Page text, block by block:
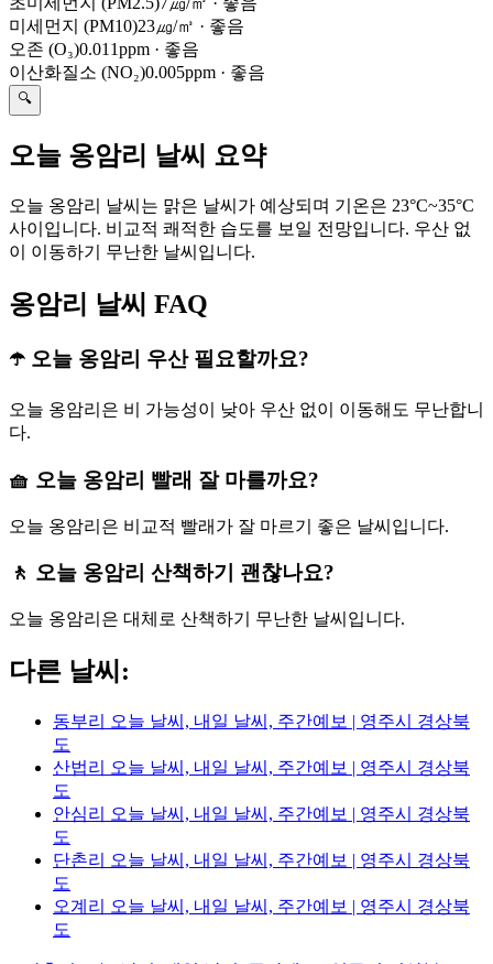
미세먼지 (PM10)23㎍/㎥ · 좋음
오존 (O₃)0.011ppm · 좋음
이산화질소 (NO₂)0.005ppm · 좋음
🔍
오늘 옹암리 날씨 요약
오늘 옹암리 날씨는 맑은 날씨가 예상되며 기온은 23°C~35°C
사이입니다. 비교적 쾌적한 습도를 보일 전망입니다. 우산 없
이 이동하기 무난한 날씨입니다.
옹암리 날씨 FAQ
☂️ 오늘 옹암리 우산 필요할까요?
오늘 옹암리은 비 가능성이 낮아 우산 없이 이동해도 무난합니
다.
🧺 오늘 옹암리 빨래 잘 마를까요?
오늘 옹암리은 비교적 빨래가 잘 마르기 좋은 날씨입니다.
🚶 오늘 옹암리 산책하기 괜찮나요?
오늘 옹암리은 대체로 산책하기 무난한 날씨입니다.
다른 날씨:
동부리 오늘 날씨, 내일 날씨, 주간예보 | 영주시 경상북
도
산법리 오늘 날씨, 내일 날씨, 주간예보 | 영주시 경상북
도
안심리 오늘 날씨, 내일 날씨, 주간예보 | 영주시 경상북
도
단촌리 오늘 날씨, 내일 날씨, 주간예보 | 영주시 경상북
도
오계리 오늘 날씨, 내일 날씨, 주간예보 | 영주시 경상북
도